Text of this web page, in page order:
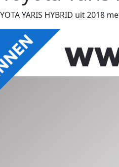
YARIS HYBRID uit